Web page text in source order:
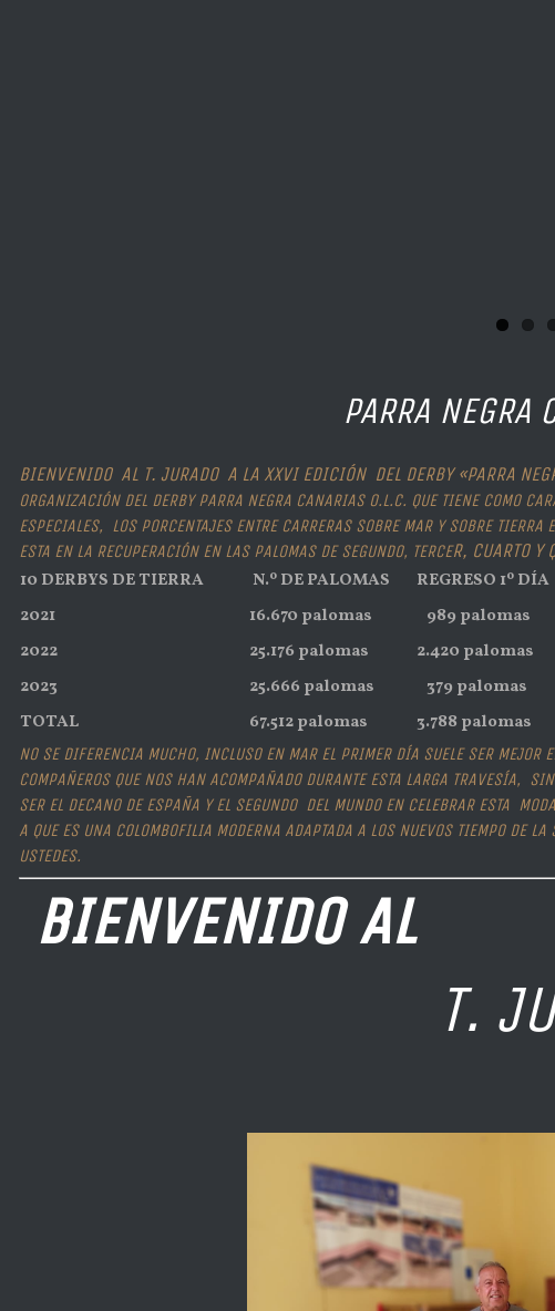
PARRA NEGRA
BIENVENIDO AL T. JURADO A LA XXVI EDICIÓN DEL DERBY «PARRA
ORGANIZACIÓN DEL DERBY PARRA NEGRA CANARIAS O.L.C. QUE TIENE COMO
ESPECIALES, LOS PORCENTAJES ENTRE CARRERAS SOBRE MAR Y SOBRE
ESTA EN LA RECUPERACIÓN EN LAS PALOMAS DE SEGUNDO, TERCER, CUARTO Y
10 DERBYS DE TIERRA N.º DE PALOMAS REGRESO 1º DÍA
2021
16.670 palomas 989 palomas
2022
25.176 palomas 2.420 palomas
2023
25.666 palomas 379 palomas
TOTAL
67.512 palomas 3.788 palomas
NO SE DIFERENCIA MUCHO, INCLUSO EN MAR EL PRIMER DÍA SUELE SER MEJOR
COMPAÑEROS QUE NOS HAN ACOMPAÑADO DURANTE ESTA LARGA TRAVESÍA,
SER EL DECANO DE ESPAÑA Y EL SEGUNDO DEL MUNDO EN CELEBRAR ESTA
A QUE ES UNA COLOMBOFILIA MODERNA ADAPTADA A LOS NUEVOS TIEMPO DE
USTEDES.
BIENVENIDO AL
T.